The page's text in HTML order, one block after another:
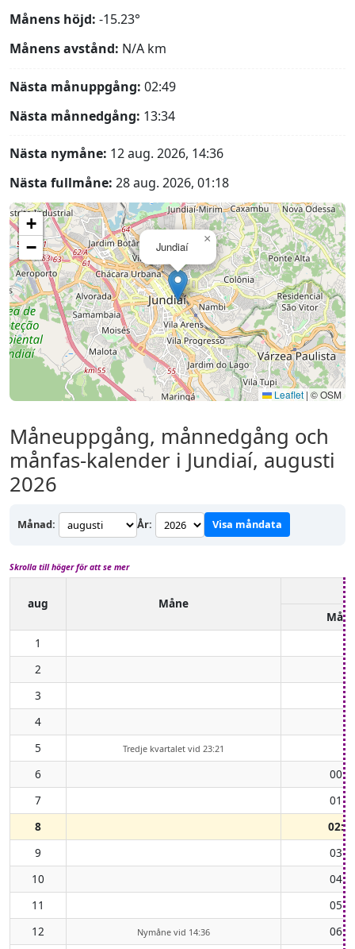
Månens höjd: -15.23°
Månens avstånd: N/A km
Nästa månuppgång: 02:49
Nästa månnedgång: 13:34
Nästa nymåne: 12 aug. 2026, 14:36
Nästa fullmåne: 28 aug. 2026, 01:18
Jundiaí
×
+
−
Leaflet | © OSM
Måneuppgång, månnedgång och
månfas-kalender i Jundiaí, augusti
2026
Månad: År: Visa måndata
Skrolla till höger för att se mer
aug
Måne
1
2
3
4
5
Tredje kvartalet vid 23:21
6
7
8
9
10
11
12
Nymåne vid 14:36